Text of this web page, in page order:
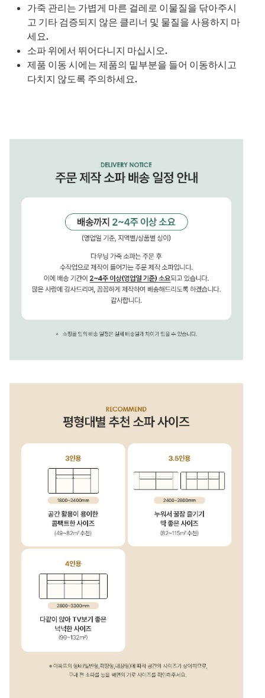
가죽 관리는 가볍게 마른 걸레로 이물질을 닦아주시
고 기타 검증되지 않은 클리너 및 물질을 사용하지 마
세요.
소파 위에서 뛰어다니지 마십시오.
제품 이동 시에는 제품의 밑부분을 들어 이동하시고
다치지 않도록 주의하세요.